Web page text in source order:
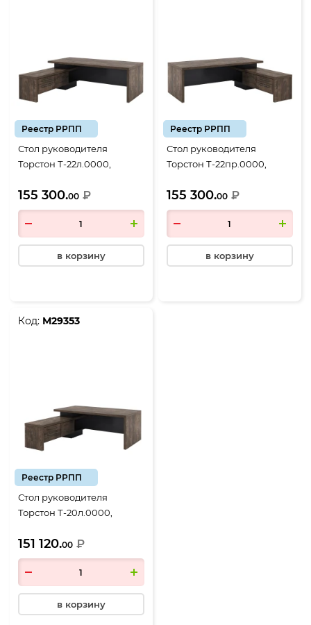
Реестр РРПП
Стол руководителя
Торстон Т-22л.0000,
Бунратти-Антрацит
155 300.00 ₽
в корзину
Реестр РРПП
Стол руководителя
Торстон Т-22пр.0000,
Бунратти-Антрацит
155 300.00 ₽
в корзину
Код: М29353
Реестр РРПП
Стол руководителя
Торстон Т-20л.0000,
Бунратти-Антрацит
151 120.00 ₽
в корзину